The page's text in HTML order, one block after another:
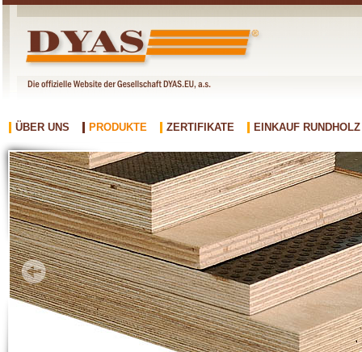
ÜBER UNS PRODUKTE ZERTIFIKATE EINKAUF RUNDHOLZ